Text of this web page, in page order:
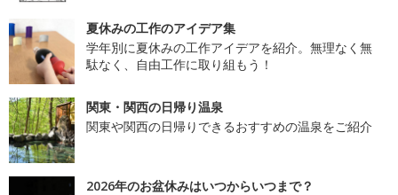
夏休みの工作のアイデア集
学年別に夏休みの工作アイデアを紹介。無理なく無
駄なく、自由工作に取り組もう！
関東・関西の日帰り温泉
関東や関西の日帰りできるおすすめの温泉をご紹介
2026年のお盆休みはいつからいつまで？